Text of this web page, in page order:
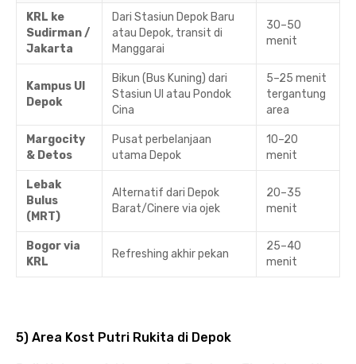
KRL ke
Sudirman /
Jakarta
Dari Stasiun Depok Baru
atau Depok, transit di
Manggarai
30–50
menit
Kampus UI
Depok
Bikun (Bus Kuning) dari
Stasiun UI atau Pondok
Cina
5–25 menit
tergantung
area
Margocity
& Detos
Pusat perbelanjaan
utama Depok
10–20
menit
Lebak
Bulus
(MRT)
Alternatif dari Depok
Barat/Cinere via ojek
20–35
menit
Bogor via
KRL
Refreshing akhir pekan
25–40
menit
5) Area Kost Putri Rukita di Depok